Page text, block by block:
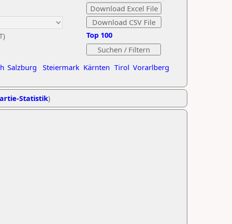
Salzburg Steiermark Kärnten Tirol Vorarlberg
Top 100
Statistik)